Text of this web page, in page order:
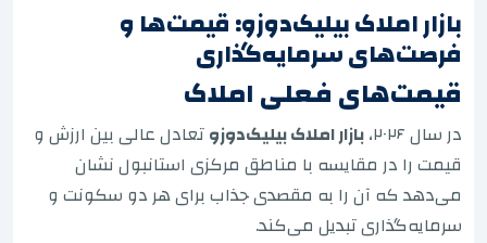
بازار املاک بیلیک‌دوزو: قیمت‌ها و
فرصت‌های سرمایه‌گذاری
قیمت‌های فعلی املاک
در سال ۲۰۲۶، بازار املاک بیلیک‌دوزوتعادل عالی بین ارزش و
قیمت را در مقایسه با مناطق مرکزی استانبول نشان
می‌دهد که آن را به مقصدی جذاب برای هر دو سکونت و
سرمایه‌گذاری تبدیل می‌کند.